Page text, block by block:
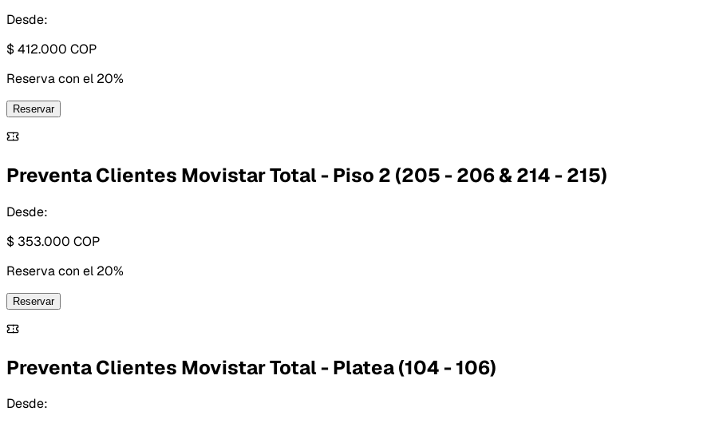
Desde:
$ 412.000 COP
Reserva con el 20%
Reservar
Preventa Clientes Movistar Total - Piso 2 (205 - 206 & 214 - 215)
Desde:
$ 353.000 COP
Reserva con el 20%
Reservar
Preventa Clientes Movistar Total - Platea (104 - 106)
Desde: